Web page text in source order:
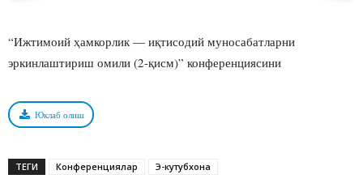
“Ижтимоий ҳамкорлик — иқтисодий муносабатларни
эркинлаштириш омили (2-қисм)” конференциясини
Юклаб олиш
ТЕГИ Конференциялар Э-кутубхона